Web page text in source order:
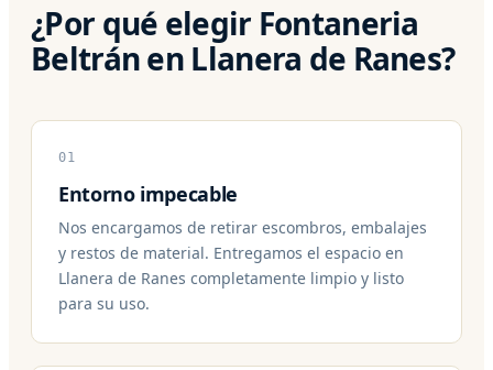
¿Por qué elegir Fontaneria
Beltrán en Llanera de Ranes?
01
Entorno impecable
Nos encargamos de retirar escombros, embalajes
y restos de material. Entregamos el espacio en
Llanera de Ranes completamente limpio y listo
para su uso.